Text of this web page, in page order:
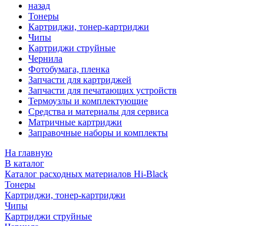
назад
Тонеры
Картриджи, тонер-картриджи
Чипы
Картриджи струйные
Чернила
Фотобумага, пленка
Запчасти для картриджей
Запчасти для печатающих устройств
Термоузлы и комплектующие
Средства и материалы для сервиса
Матричные картриджи
Заправочные наборы и комплекты
На главную
В каталог
Каталог расходных материалов Hi-Black
Тонеры
Картриджи, тонер-картриджи
Чипы
Картриджи струйные